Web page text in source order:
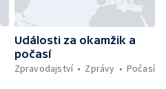
Události za okamžik a
počasí
Zpravodajství
Zprávy Počasí